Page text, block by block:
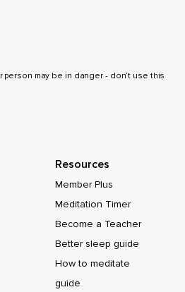
person may be in danger - don’t use this
Resources
Member Plus
Meditation Timer
Become a Teacher
Better sleep guide
How to meditate
guide